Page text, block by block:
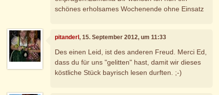
schönes erholsames Wochenende ohne Einsatz
pitanderl, 15. September 2012, um 11:33
Des einen Leid, ist des anderen Freud. Merci Ed,
dass du für uns "gelitten" hast, damit wir dieses
köstliche Stück bayrisch lesen durften. ;-)